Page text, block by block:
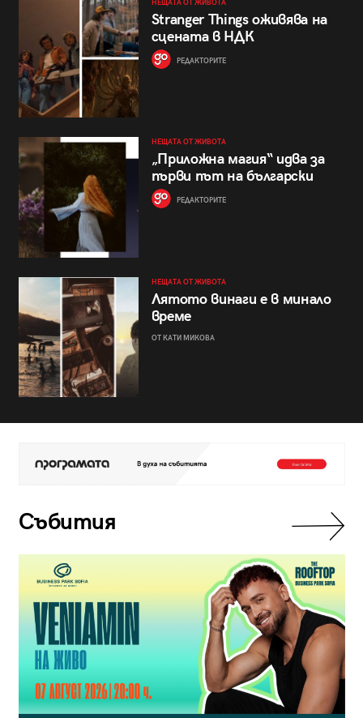
НЕЩАТА ОТ ЖИВОТА
Stranger Things оживява на
сцената в НДК
РЕДАКТОРИТЕ
НЕЩАТА ОТ ЖИВОТА
„Приложна магия“ идва за
първи път на български
РЕДАКТОРИТЕ
НЕЩАТА ОТ ЖИВОТА
Лятото винаги е в минало
време
ОТ КАТИ МИКОВА
Събития